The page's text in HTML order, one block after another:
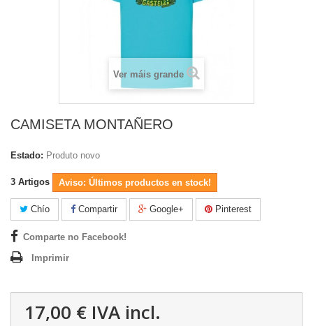
Ver máis grande
CAMISETA MONTAÑERO
Estado: Produto novo
3 Artigos Aviso: Últimos productos en stock!
Chío Compartir Google+ Pinterest
Comparte no Facebook!
Imprimir
17,00 € IVA incl.